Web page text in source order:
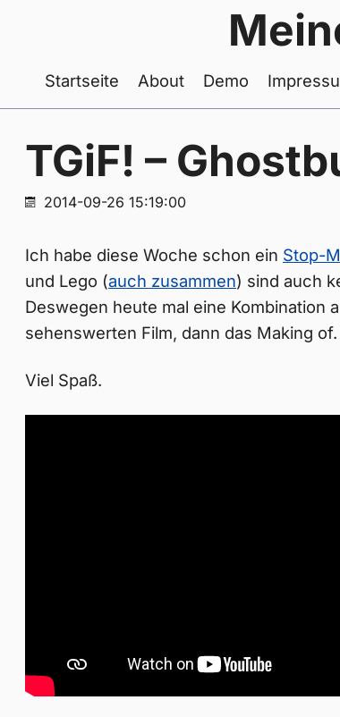
Startseite About Demo
TGiF! –
2014-09-26 15:19:00
Ich habe diese Woche schon ein Stop-
und Lego (auch zusammen) sind auch
Deswegen heute mal eine Kombination
sehenswerten Film, dann das Making of.
Viel Spaß.